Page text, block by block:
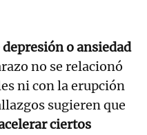
o ansiedad
no se relacionó
ni con la erupción
sugieren que
ciertos